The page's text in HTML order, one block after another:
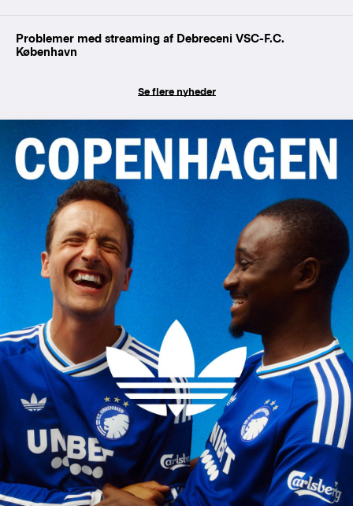
Problemer med streaming af Debreceni VSC-F.C.
København
Se flere nyheder